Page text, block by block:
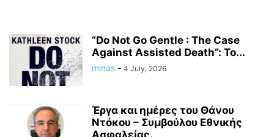
“Do Not Go Gentle : The Case
Against Assisted Death”: Το...
minas - 4 July, 2026
Έργα και ημέρες του Θάνου
Ντόκου – Συμβούλου Εθνικής
Ασφαλείας.